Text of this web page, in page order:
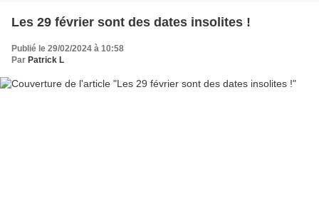
Les 29 février sont des dates insolites !
Publié le 29/02/2024 à 10:58
Par Patrick L